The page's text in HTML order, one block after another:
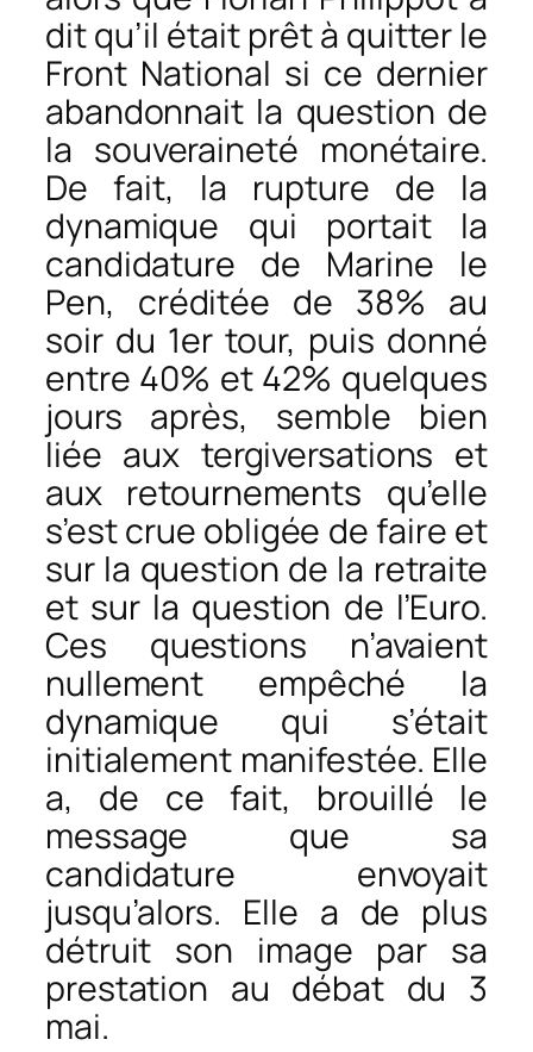
dit qu’il était prêt à quitter le
Front National si ce dernier
abandonnait la question de
la souveraineté monétaire.
De fait, la rupture de la
dynamique qui portait la
candidature de Marine le
Pen, créditée de 38% au
soir du 1er tour, puis donné
entre 40% et 42% quelques
jours après, semble bien
liée aux tergiversations et
aux retournements qu’elle
s’est crue obligée de faire et
sur la question de la retraite
et sur la question de l’Euro.
Ces questions n’avaient
nullement empêché la
dynamique qui s’était
initialement manifestée. Elle
a, de ce fait, brouillé le
message que sa
candidature envoyait
jusqu’alors. Elle a de plus
détruit son image par sa
prestation au débat du 3
mai.